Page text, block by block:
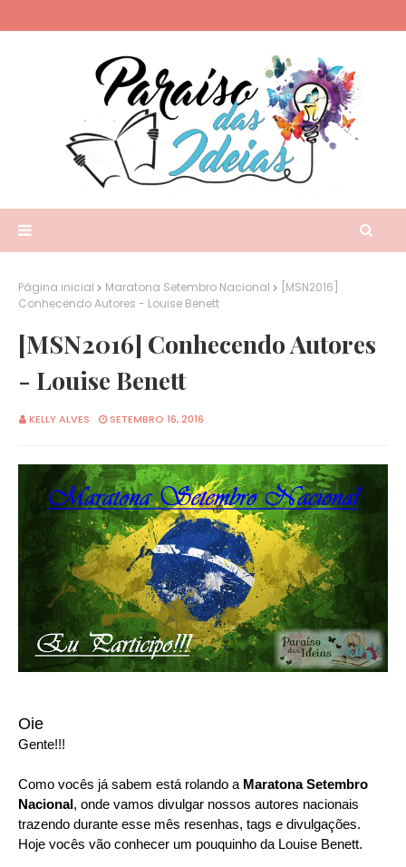
Página inicial Maratona Setembro Nacional
[MSN2016]
Conhecendo Autores - Louise Benett
[MSN2016] Conhecendo Autores
- Louise Benett
KELLY ALVES SETEMBRO 16, 2016
Oie
Gente!!!
Como vocês já sabem está rolando a Maratona Setembro
Nacional, onde vamos divulgar nossos autores nacionais
trazendo durante esse mês resenhas, tags e divulgações.
Hoje vocês vão conhecer um pouquinho da Louise Benett.